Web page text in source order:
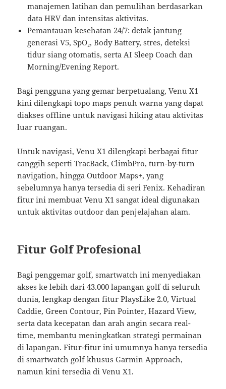
manajemen latihan dan pemulihan berdasarkan
data HRV dan intensitas aktivitas.
Pemantauan kesehatan 24/7: detak jantung
generasi V5, SpO₂, Body Battery, stres, deteksi
tidur siang otomatis, serta AI Sleep Coach dan
Morning/Evening Report.
Bagi pengguna yang gemar berpetualang, Venu X1
kini dilengkapi topo maps penuh warna yang dapat
diakses offline untuk navigasi hiking atau aktivitas
luar ruangan.
Untuk navigasi, Venu X1 dilengkapi berbagai fitur
canggih seperti TracBack, ClimbPro, turn-by-turn
navigation, hingga Outdoor Maps+, yang
sebelumnya hanya tersedia di seri Fenix. Kehadiran
fitur ini membuat Venu X1 sangat ideal digunakan
untuk aktivitas outdoor dan penjelajahan alam.
Fitur Golf Profesional
Bagi penggemar golf, smartwatch ini menyediakan
akses ke lebih dari 43.000 lapangan golf di seluruh
dunia, lengkap dengan fitur PlaysLike 2.0, Virtual
Caddie, Green Contour, Pin Pointer, Hazard View,
serta data kecepatan dan arah angin secara real-
time, membantu meningkatkan strategi permainan
di lapangan. Fitur-fitur ini umumnya hanya tersedia
di smartwatch golf khusus Garmin Approach,
namun kini tersedia di Venu X1.